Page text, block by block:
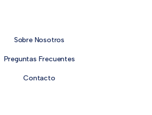
Sobre Nosotros
Preguntas Frecuentes
Contacto